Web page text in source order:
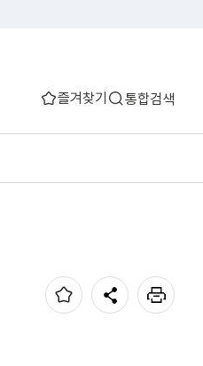
즐겨찾기 통합검색